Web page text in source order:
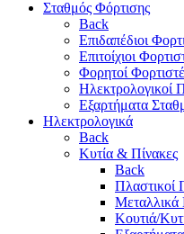
Σταθμός Φόρτισης
Back
Επιδαπέδιοι
Επιτoίχιοι
Φορητοί
Ηλεκτρολογικοί
Εξαρτήματα
Ηλεκτρολογικά
Back
Κυτία & Πίνακες
Back
Πλαστικοί
Μεταλλικά
Κουτιά/